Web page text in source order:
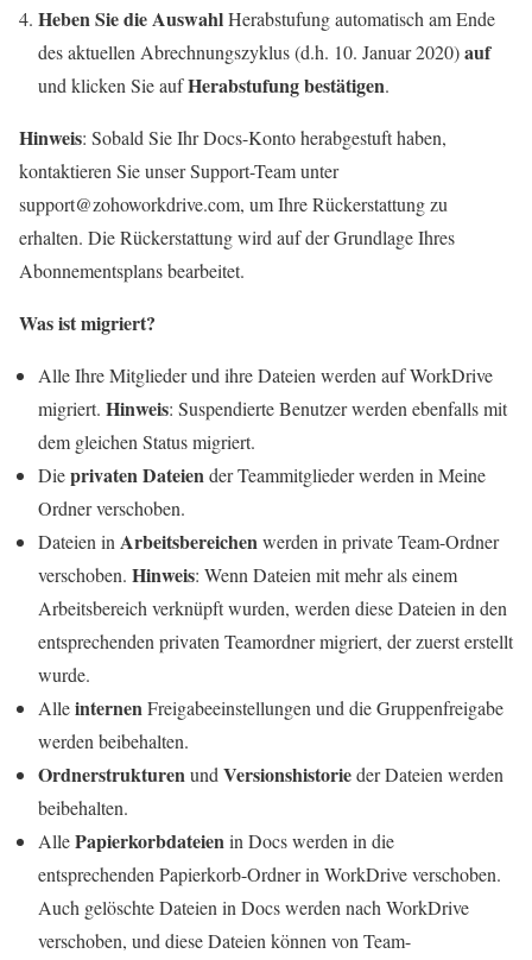
Heben Sie die AuswahlHerabstufung automatisch am Ende
des aktuellen Abrechnungszyklus (d.h. 10. Januar 2020)auf
und klicken Sie aufHerabstufung bestätigen.
Hinweis: Sobald Sie Ihr Docs-Konto herabgestuft haben,
kontaktieren Sie unser Support-Team unter
support@zohoworkdrive.com, um Ihre Rückerstattung zu
erhalten. Die Rückerstattung wird auf der Grundlage Ihres
Abonnementsplans bearbeitet.
Was ist migriert?
Alle Ihre Mitglieder und ihre Dateien werden auf WorkDrive
migriert. Hinweis: Suspendierte Benutzer werden ebenfalls mit
dem gleichen Status migriert.
Dieprivaten Dateiender Teammitglieder werden in Meine
Ordner verschoben.
Dateien inArbeitsbereichenwerden in private Team-Ordner
verschoben. Hinweis: Wenn Dateien mit mehr als einem
Arbeitsbereich verknüpft wurden, werden diese Dateien in den
entsprechenden privaten Teamordner migriert, der zuerst erstellt
wurde.
AlleinternenFreigabeeinstellungen und die Gruppenfreigabe
werden beibehalten.
OrdnerstrukturenundVersionshistorieder Dateien werden
beibehalten.
AllePapierkorbdateienin Docs werden in die
entsprechenden Papierkorb-Ordner in WorkDrive verschoben.
Auch gelöschte Dateien in Docs werden nach WorkDrive
verschoben, und diese Dateien können von Team-